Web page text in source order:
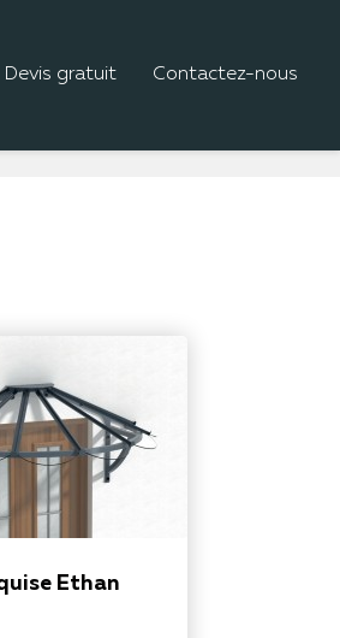
Devis gratuit Contactez-nous
Ethan